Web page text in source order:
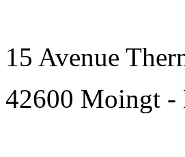
15 Avenue
42600 Moingt -